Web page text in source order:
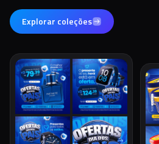
Explorar coleções